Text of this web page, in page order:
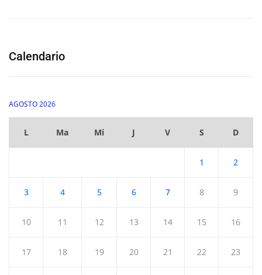
Calendario
AGOSTO 2026
L Ma Mi J V S D
1 2
3 4 5 6 7 8 9
10 11 12 13 14 15 16
17 18 19 20 21 22 23